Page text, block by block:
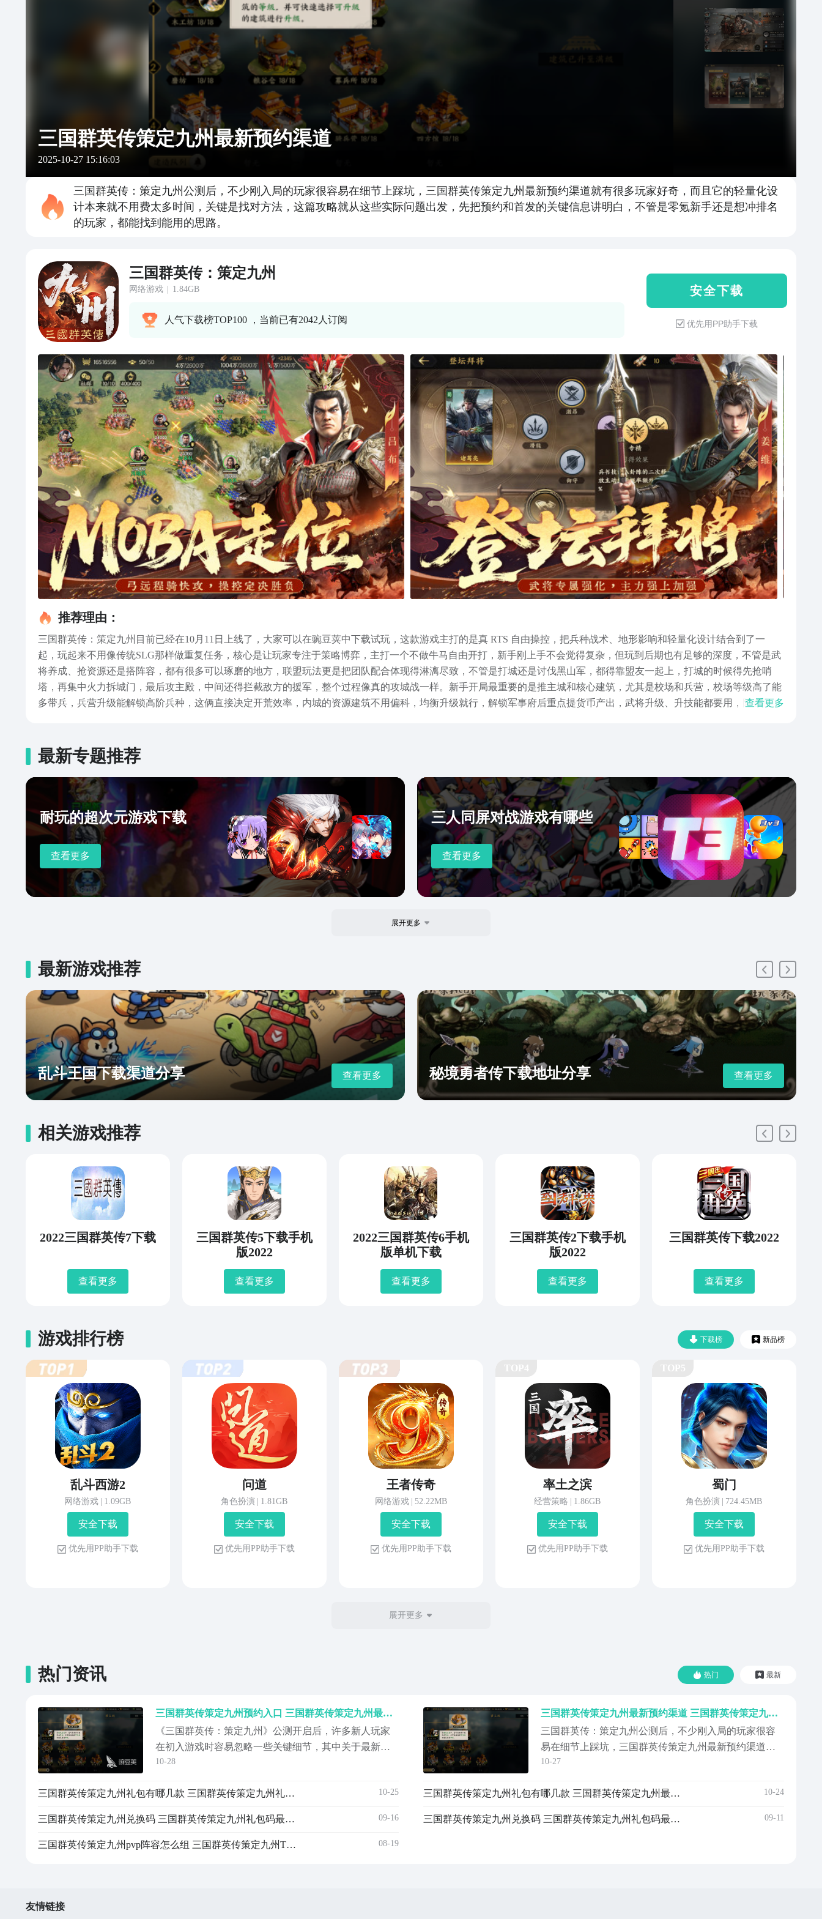
三国群英传策定九州最新预约渠道
2025-10-27 15:16:03
三国群英传：策定九州公测后，不少刚入局的玩家很容易在细节上踩坑，三国群英传策定九州最新预约渠道就有很多玩家好奇，而且它的轻量化设
计本来就不用费太多时间，关键是找对方法，这篇攻略就从这些实际问题出发，先把预约和首发的关键信息讲明白，不管是零氪新手还是想冲排名
的玩家，都能找到能用的思路。
三国群英传：策定九州
网络游戏 1.84GB
人气下载榜TOP100 ，当前已有2042人订阅
安 全 下 载
优先用PP助手下载
推荐理由：
三国群英传：策定九州目前已经在10月11日‌上线了，大家可以在豌豆荚中下载试玩，这款游戏主打的是真 RTS 自由操控，把兵种战术、地形影响和轻量化设计结合到了一
起，玩起来不用像传统SLG那样做重复任务，核心是让玩家专注于策略博弈，主打一个不做牛马自由开打，新手刚上手不会觉得复杂，但玩到后期也有足够的深度，不管是武
将养成、抢资源还是搭阵容，都有很多可以琢磨的地方，联盟玩法更是把团队配合体现得淋漓尽致，不管是打城还是讨伐黑山军，都得靠盟友一起上，打城的时候得先抢哨
塔，再集中火力拆城门，最后攻主殿，中间还得拦截敌方的援军，整个过程像真的攻城战一样。新手开局最重要的是推主城和核心建筑，尤其是校场和兵营，校场等级高了能
多带兵，兵营升级能解锁高阶兵种，这俩直接决定开荒效率，内城的资源建筑不用偏科，均衡升级就行，解锁军事府后重点提货币产出，武将升级、升技能都要用，阵容搭配
锁专武和额外装备槽是个重要的节点。不同玩法适合不同的阵容，开荒期推荐桃园铁壁盾阵，刘备奶住全队，张飞控住敌方输出，关羽叠易伤打伤害，稳定性特别好。玩三国
群英传：策定九州不用追求一步到位，跟着阶段节奏调整策略就行，三国群英传策定九州最新预约渠道就介绍完了，慢慢摸索就能找到适合自己的玩法，在九州里站稳脚跟。
查看更多
最新专题推荐
耐玩的超次元游戏下载
查看更多
三人同屏对战游戏有哪些
查看更多
展开更多
最新游戏推荐
乱斗王国下载渠道分享 查看更多 秘境勇者传下载地址分享 查看更多
相关游戏推荐
2022三国群英传7下载
查看更多
三国群英传5下载手机
版2022
查看更多
2022三国群英传6手机
版单机下载
查看更多
三国群英传2下载手机
版2022
查看更多
三国群英传下载2022
查看更多
下载榜 新品榜
游戏排行榜
乱斗西游2
网络游戏 1.09GB
安 全 下 载
优 先 用 P P 助 手 下 载
问道
角色扮演 1.81GB
安 全 下 载
优 先 用 P P 助 手 下 载
王者传奇
网络游戏 52.22MB
安 全 下 载
优 先 用 P P 助 手 下 载
率土之滨
经营策略 1.86GB
安 全 下 载
优 先 用 P P 助 手 下 载
蜀门
角色扮演 724.45MB
安 全 下 载
优 先 用 P P 助 手 下 载
展开更多
热门 最新
热门资讯
三国群英传策定九州预约入口 三国群英传策定九州最新预约方式
《三国群英传：策定九州》公测开启后，许多新人玩家
在初入游戏时容易忽略一些关键细节，其中关于最新的
预约方式便成为不少玩家关注的焦点。得益于其轻量化
掌握正确的方法尤为关键。本文将围绕预约机制与首发
玩家还是希望
10-28
三国群英传策定九州礼包有哪几款 三国群英传策定九州礼包码最新推荐 10-25
三国群英传策定九州兑换码 三国群英传策定九州礼包码最新推荐 09-16
三国群英传策定九州pvp阵容怎么组 三国群英传策定九州T0阵容组建教程 08-19
三国群英传策定九州最新预约渠道 三国群英传策定九州预约地址
三国群英传：策定九州公测后，不少刚入局的玩家很容
易在细节上踩坑，三国群英传策定九州最新预约渠道就
有很多玩家好奇，而且它的轻量化设计本来就不用费太
出发，先把预约和首发的关键信息讲明白，不管是零氪
国群英传：策...
10-27
三国群英传策定九州礼包有哪几款 三国群英传策定九州最新礼包码推荐 10-24
三国群英传策定九州兑换码 三国群英传策定九州礼包码最新推荐 09-11
友情链接